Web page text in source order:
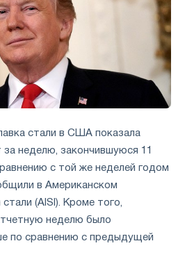
стали в США показала
за неделю, закончившуюся 11
с той же неделей годом
в Американском
(AISI). Кроме того,
неделю было
по сравнению с предыдущей